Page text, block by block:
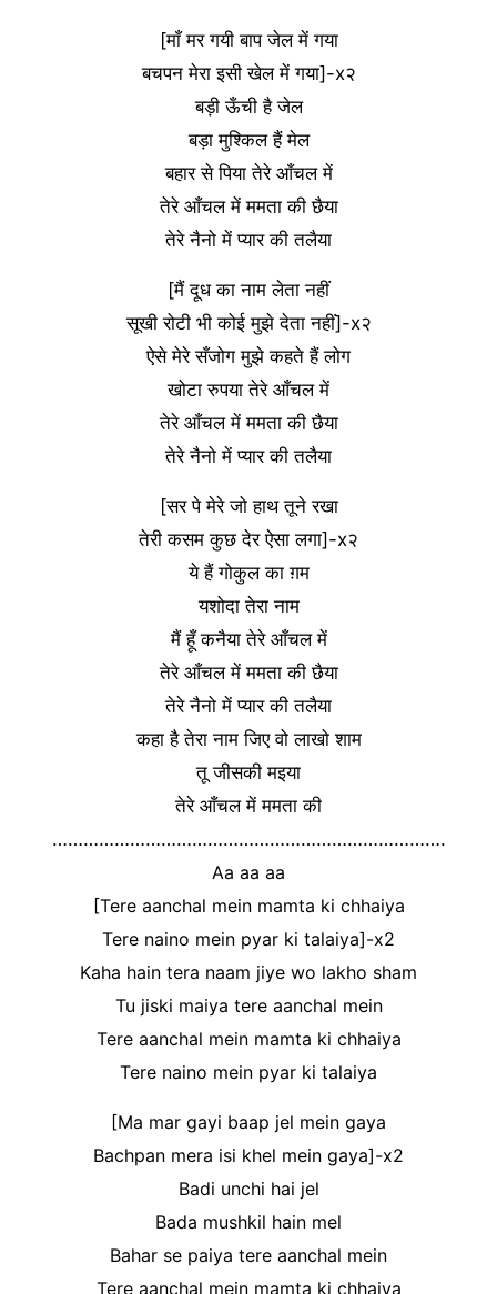
[माँ मर गयी बाप जेल में गया
बचपन मेरा इसी खेल में गया]-x२
बड़ी ऊँची है जेल
बड़ा मुश्किल हैं मेल
बहार से पिया तेरे आँचल में
तेरे आँचल में ममता की छैया
तेरे नैनो में प्यार की तलैया
[मैं दूध का नाम लेता नहीं
सूखी रोटी भी कोई मुझे देता नहीं]-x२
ऐसे मेरे सँजोग मुझे कहते हैं लोग
खोटा रुपया तेरे आँचल में
तेरे आँचल में ममता की छैया
तेरे नैनो में प्यार की तलैया
[सर पे मेरे जो हाथ तूने रखा
तेरी कसम कुछ देर ऐसा लगा]-x२
ये हैं गोकुल का ग़म
यशोदा तेरा नाम
मैं हूँ कनैया तेरे आँचल में
तेरे आँचल में ममता की छैया
तेरे नैनो में प्यार की तलैया
कहा है तेरा नाम जिए वो लाखो शाम
तू जीसकी मइया
तेरे आँचल में ममता की
………………………………………………………………….
Aa aa aa
[Tere aanchal mein mamta ki chhaiya
Tere naino mein pyar ki talaiya]-x2
Kaha hain tera naam jiye wo lakho sham
Tu jiski maiya tere aanchal mein
Tere aanchal mein mamta ki chhaiya
Tere naino mein pyar ki talaiya
[Ma mar gayi baap jel mein gaya
Bachpan mera isi khel mein gaya]-x2
Badi unchi hai jel
Bada mushkil hain mel
Bahar se paiya tere aanchal mein
Tere aanchal mein mamta ki chhaiya